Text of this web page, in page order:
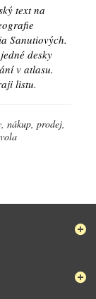
text na
Sanutiových.
desky
v atlasu.
listu.
nákup, prodej,